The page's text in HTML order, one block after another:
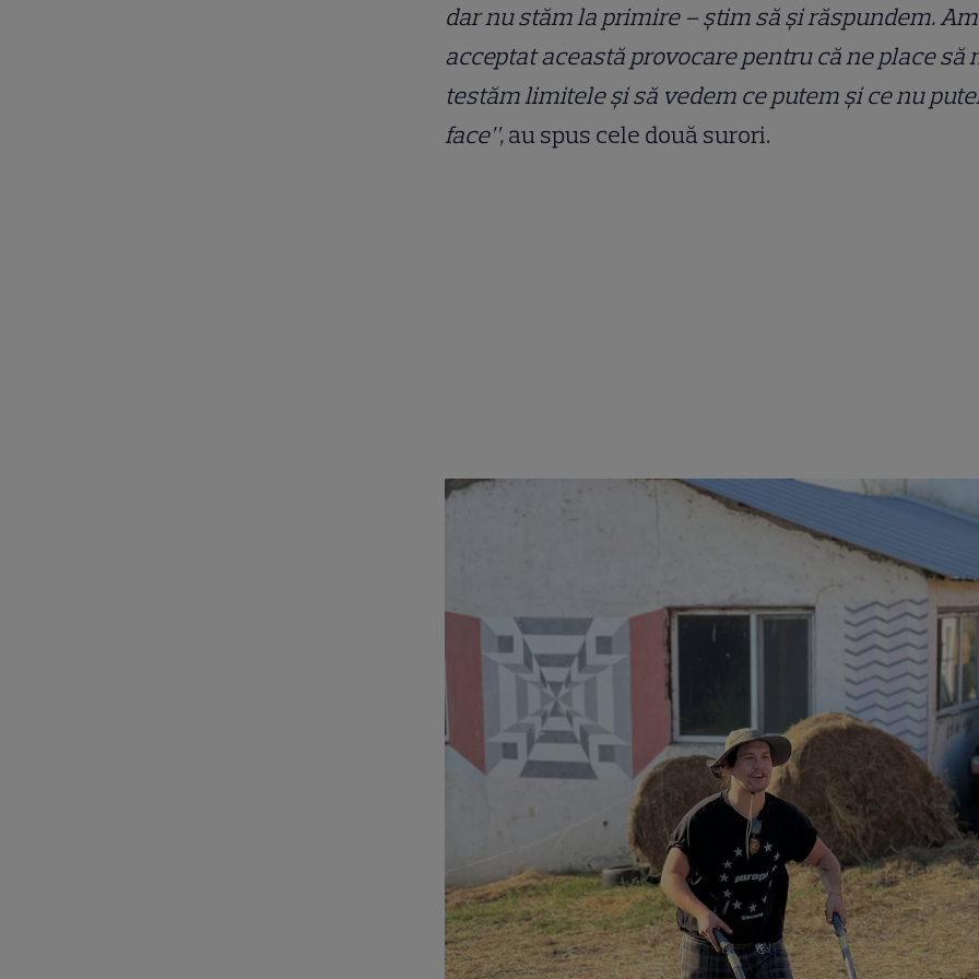
dar nu stăm la primire – știm să și răspundem. Am
acceptat această provocare pentru că ne place să
testăm limitele și să vedem ce putem și ce nu
face”,au spus cele două surori.